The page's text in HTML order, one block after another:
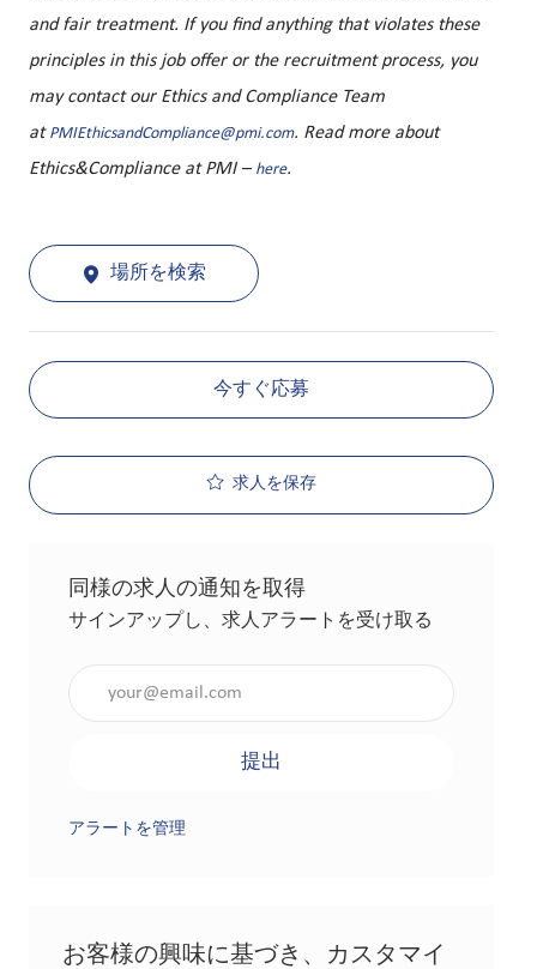
and fair treatment. If you find anything that violates these
principles in this job offer or the recruitment process, you
may contact our Ethics and Compliance Team
at PMIEthicsandCompliance@pmi.com. Read more about
Ethics&Compliance at PMI – here.
場所を検索
今すぐ応募
求人を保存
同様の求人の通知を取得
サインアップし、求人アラートを受け取る
提出
アラートを管理
お客様の興味に基づき、カスタマイ